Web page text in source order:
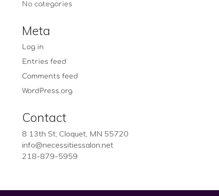
No categories
Meta
Log in
Entries feed
Comments feed
WordPress.org
Contact
8 13th St, Cloquet, MN 55720
info@necessitiessalon.net
218-879-5959